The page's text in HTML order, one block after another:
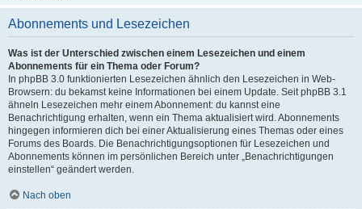
Abonnements und Lesezeichen
Was ist der Unterschied zwischen einem Lesezeichen und einem
Abonnements für ein Thema oder Forum?
In phpBB 3.0 funktionierten Lesezeichen ähnlich den Lesezeichen in Web-
Browsern: du bekamst keine Informationen bei einem Update. Seit phpBB 3.1
ähneln Lesezeichen mehr einem Abonnement: du kannst eine
Benachrichtigung erhalten, wenn ein Thema aktualisiert wird. Abonnements
hingegen informieren dich bei einer Aktualisierung eines Themas oder eines
Forums des Boards. Die Benachrichtigungsoptionen für Lesezeichen und
Abonnements können im persönlichen Bereich unter „Benachrichtigungen
einstellen“ geändert werden.
Nach oben